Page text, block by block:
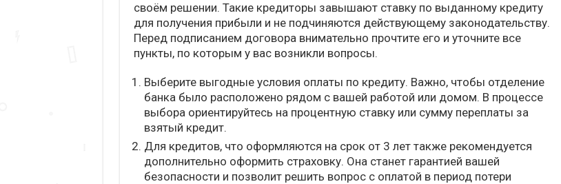
своём решении. Такие кредиторы завышают ставку по выданному кредиту
для получения прибыли и не подчиняются действующему законодательству.
Перед подписанием договора внимательно прочтите его и уточните все
пункты, по которым у вас возникли вопросы.
Выберите выгодные условия оплаты по кредиту. Важно, чтобы отделение
банка было расположено рядом с вашей работой или домом. В процессе
выбора ориентируйтесь на процентную ставку или сумму переплаты за
взятый кредит.
Для кредитов, что оформляются на срок от 3 лет также рекомендуется
дополнительно оформить страховку. Она станет гарантией вашей
безопасности и позволит решить вопрос с оплатой в период потери